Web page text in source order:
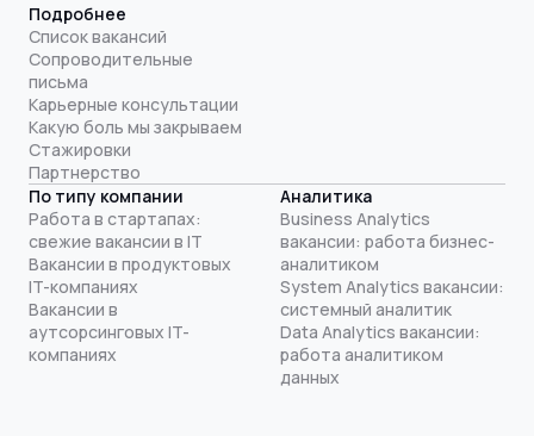
Подробнее
Список вакансий
Сопроводительные
письма
Карьерные консультации
Какую боль мы закрываем
Стажировки
Партнерство
По типу компании
Работа в стартапах:
свежие вакансии в IT
Вакансии в продуктовых
IT-компаниях
Вакансии в
аутсорсинговых IT-
компаниях
Аналитика
Business Analytics
вакансии: работа бизнес-
аналитиком
System Analytics вакансии:
системный аналитик
Data Analytics вакансии:
работа аналитиком
данных